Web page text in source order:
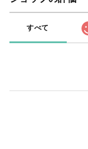
すべて